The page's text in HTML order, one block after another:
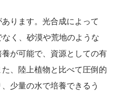
ります。光合成によって
く、砂漠や荒地のような
が可能で、資源としての有
、陸上植物と比べて圧倒的
少量の水で培養できるう